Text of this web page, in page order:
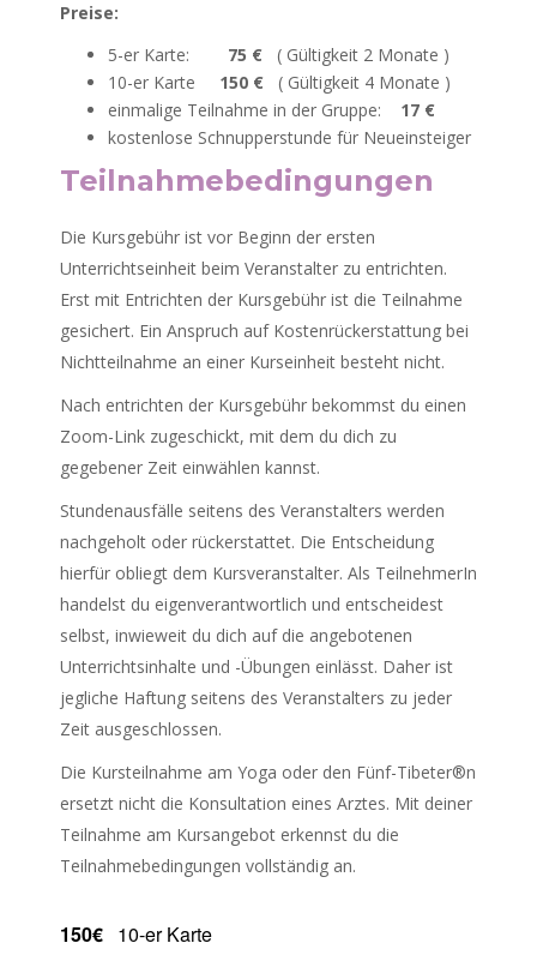
Preise:
5-er Karte:
75 € ( Gültigkeit 2 Monate )
10-er Karte 150 € ( Gültigkeit 4 Monate )
einmalige Teilnahme in der Gruppe: 17 €
kostenlose Schnupperstunde für Neueinsteiger
Teilnahmebedingungen
Die Kursgebühr ist vor Beginn der ersten
Unterrichtseinheit beim Veranstalter zu entrichten.
Erst mit Entrichten der Kursgebühr ist die Teilnahme
gesichert. Ein Anspruch auf Kostenrückerstattung bei
Nichtteilnahme an einer Kurseinheit besteht nicht.
Nach entrichten der Kursgebühr bekommst du einen
Zoom-Link zugeschickt, mit dem du dich zu
gegebener Zeit einwählen kannst.
Stundenausfälle seitens des Veranstalters werden
nachgeholt oder rückerstattet. Die Entscheidung
hierfür obliegt dem Kursveranstalter. Als TeilnehmerIn
handelst du eigenverantwortlich und entscheidest
selbst, inwieweit du dich auf die angebotenen
Unterrichtsinhalte und -Übungen einlässt. Daher ist
jegliche Haftung seitens des Veranstalters zu jeder
Zeit ausgeschlossen.
Die Kursteilnahme am Yoga oder den Fünf-Tibeter®n
ersetzt nicht die Konsultation eines Arztes. Mit deiner
Teilnahme am Kursangebot erkennst du die
Teilnahmebedingungen vollständig an.
150€ 10-er Karte